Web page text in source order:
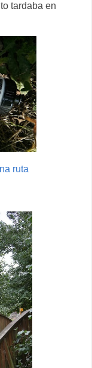
tardaba en
ruta